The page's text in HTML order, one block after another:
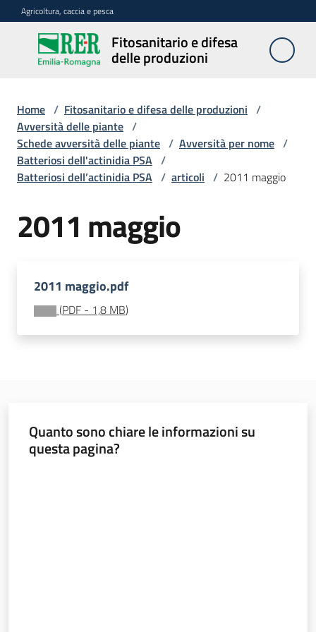
Vai al contenuto
Vai alla navigazione
Vai al footer
Agricoltura, caccia e pesca
Fitosanitario e difesa
delle produzioni
Fitosanitario
e difesa
produzioni
Avversità
delle
Difesa
Home / Fitosanitario e difesa delle produzioni /
Avversità delle piante /
Schede avversità delle piante / Avversità per nome /
Batteriosi dell'actinidia PSA /
Batteriosi dell’actinidia PSA / articoli / 2011 maggio
2011 maggio
2011 maggio.pdf
(PDF - 1,8 MB)
Quanto sono chiare le informazioni su
questa pagina?